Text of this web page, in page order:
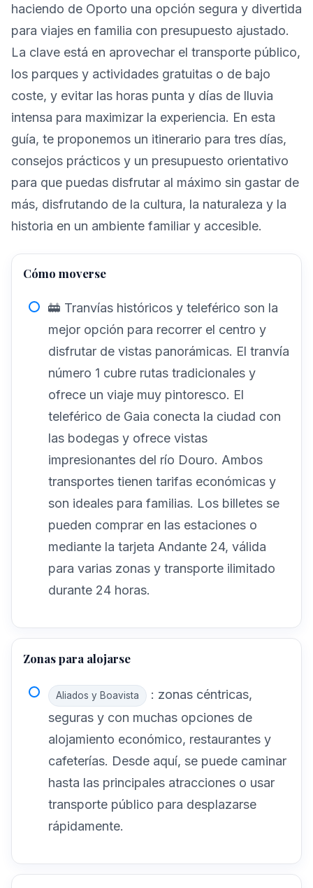
haciendo de Oporto una opción segura y divertida
para viajes en familia con presupuesto ajustado.
La clave está en aprovechar el transporte público,
los parques y actividades gratuitas o de bajo
coste, y evitar las horas punta y días de lluvia
intensa para maximizar la experiencia. En esta
guía, te proponemos un itinerario para tres días,
consejos prácticos y un presupuesto orientativo
para que puedas disfrutar al máximo sin gastar de
más, disfrutando de la cultura, la naturaleza y la
historia en un ambiente familiar y accesible.
Cómo moverse
🚋 Tranvías históricos y teleférico son la
mejor opción para recorrer el centro y
disfrutar de vistas panorámicas. El tranvía
número 1 cubre rutas tradicionales y
ofrece un viaje muy pintoresco. El
teleférico de Gaia conecta la ciudad con
las bodegas y ofrece vistas
impresionantes del río Douro. Ambos
transportes tienen tarifas económicas y
son ideales para familias. Los billetes se
pueden comprar en las estaciones o
mediante la tarjeta Andante 24, válida
para varias zonas y transporte ilimitado
durante 24 horas.
Zonas para alojarse
Aliados y Boavista
: zonas céntricas,
seguras y con muchas opciones de
alojamiento económico, restaurantes y
cafeterías. Desde aquí, se puede caminar
hasta las principales atracciones o usar
transporte público para desplazarse
rápidamente.